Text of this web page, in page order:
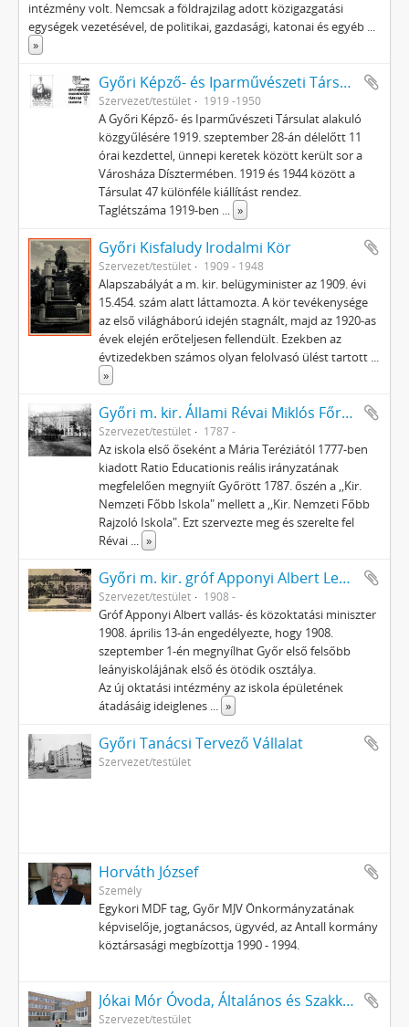
intézmény volt. Nemcsak a földrajzilag adott közigazgatási
egységek vezetésével, de politikai, gazdasági, katonai és egyéb ...
»
Győri Képző- és Iparművészeti Társulat
Szervezet/testület 1919 -1950
A Győri Képző- és Iparművészeti Társulat alakuló
közgyűlésére 1919. szeptember 28-án délelőtt 11
órai kezdettel, ünnepi keretek között került sor a
Városháza Dísztermében. 1919 és 1944 között a
Társulat 47 különféle kiállítást rendez.
Taglétszáma 1919-ben ... »
Győri Kisfaludy Irodalmi Kör
Szervezet/testület 1909 - 1948
Alapszabályát a m. kir. belügyminister az 1909. évi
15.454. szám alatt láttamozta. A kör tevékenysége
az első világháború idején stagnált, majd az 1920-as
évek elején erőteljesen fellendült. Ezekben az
évtizedekben számos olyan felolvasó ülést tartott ...
»
Győri m. kir. Állami Révai Miklós Főreáliskola
Szervezet/testület 1787 -
Az iskola első őseként a Mária Teréziától 1777-ben
kiadott Ratio Educationis reális irányzatának
megfelelően megnyiít Győrött 1787. őszén a ,,Kir.
Nemzeti Főbb Iskola" mellett a ,,Kir. Nemzeti Főbb
Rajzoló Iskola". Ezt szervezte meg és szerelte fel
Révai ... »
Győri m. kir. gróf Apponyi Albert Leánygimnázium
Szervezet/testület 1908 -
Gróf Apponyi Albert vallás- és közoktatási miniszter
1908. április 13-án engedélyezte, hogy 1908.
szeptember 1-én megnyílhat Győr első felsőbb
leányiskolájának első és ötödik osztálya.
Az új oktatási intézmény az iskola épületének
átadásáig ideiglenes ... »
Győri Tanácsi Tervező Vállalat
Szervezet/testület
Horváth József
Személy
Egykori MDF tag, Győr MJV Önkormányzatának
képviselője, jogtanácsos, ügyvéd, az Antall kormány
köztársasági megbízottja 1990 - 1994.
Jókai Mór Óvoda, Általános és Szakképző Iskola, Győr
Szervezet/testület